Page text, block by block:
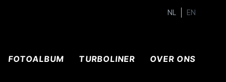
NL EN
FOTOALBUM TURBOLINER OVER ONS